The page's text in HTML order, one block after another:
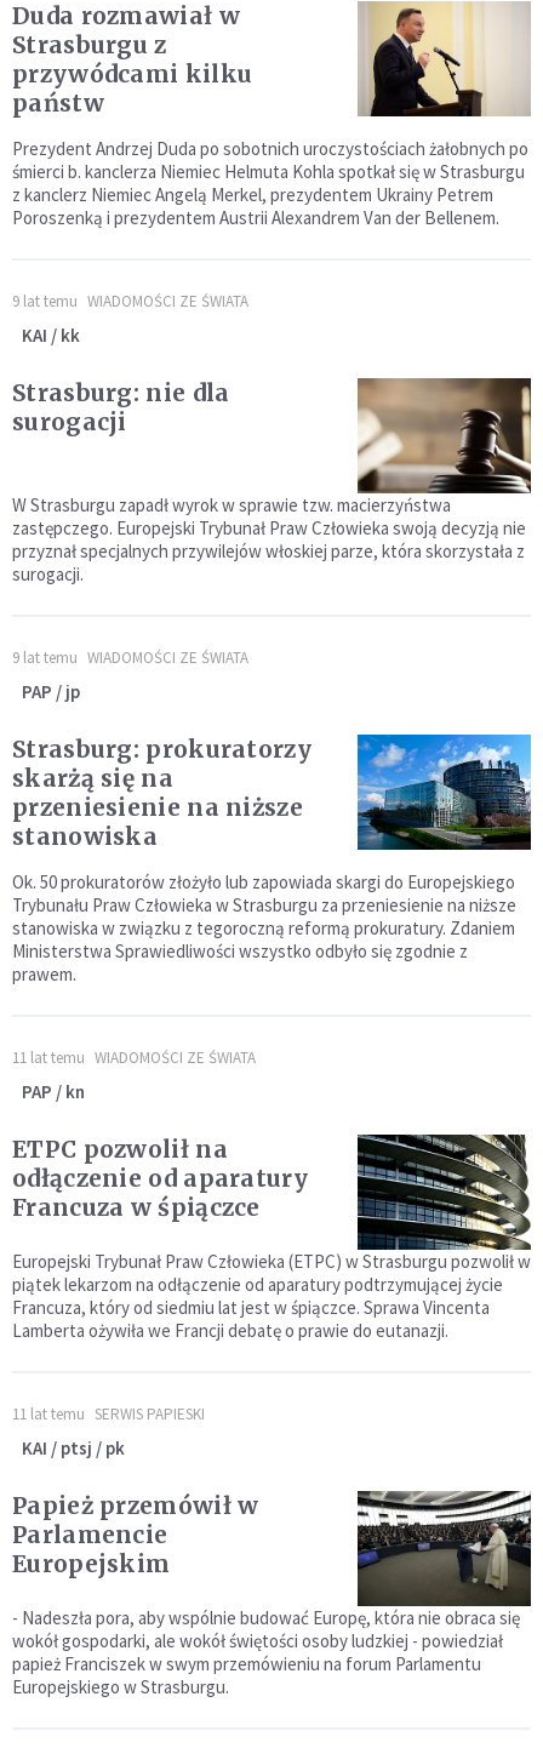
Duda rozmawiał w
Strasburgu z
przywódcami kilku
państw
Prezydent Andrzej Duda po sobotnich uroczystościach żałobnych po
śmierci b. kanclerza Niemiec Helmuta Kohla spotkał się w Strasburgu
z kanclerz Niemiec Angelą Merkel, prezydentem Ukrainy Petrem
Poroszenką i prezydentem Austrii Alexandrem Van der Bellenem.
9 lat temu WIADOMOŚCI ZE ŚWIATA
KAI / kk
Strasburg: nie dla
surogacji
W Strasburgu zapadł wyrok w sprawie tzw. macierzyństwa
zastępczego. Europejski Trybunał Praw Człowieka swoją decyzją nie
przyznał specjalnych przywilejów włoskiej parze, która skorzystała z
surogacji.
9 lat temu WIADOMOŚCI ZE ŚWIATA
PAP / jp
Strasburg: prokuratorzy
skarżą się na
przeniesienie na niższe
stanowiska
Ok. 50 prokuratorów złożyło lub zapowiada skargi do Europejskiego
Trybunału Praw Człowieka w Strasburgu za przeniesienie na niższe
stanowiska w związku z tegoroczną reformą prokuratury. Zdaniem
Ministerstwa Sprawiedliwości wszystko odbyło się zgodnie z
prawem.
11 lat temu WIADOMOŚCI ZE ŚWIATA
PAP / kn
ETPC pozwolił na
odłączenie od aparatury
Francuza w śpiączce
Europejski Trybunał Praw Człowieka (ETPC) w Strasburgu pozwolił w
piątek lekarzom na odłączenie od aparatury podtrzymującej życie
Francuza, który od siedmiu lat jest w śpiączce. Sprawa Vincenta
Lamberta ożywiła we Francji debatę o prawie do eutanazji.
11 lat temu SERWIS PAPIESKI
KAI / ptsj / pk
Papież przemówił w
Parlamencie
Europejskim
- Nadeszła pora, aby wspólnie budować Europę, która nie obraca się
wokół gospodarki, ale wokół świętości osoby ludzkiej - powiedział
papież Franciszek w swym przemówieniu na forum Parlamentu
Europejskiego w Strasburgu.